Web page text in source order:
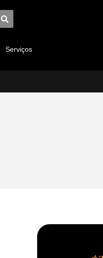
Serviços